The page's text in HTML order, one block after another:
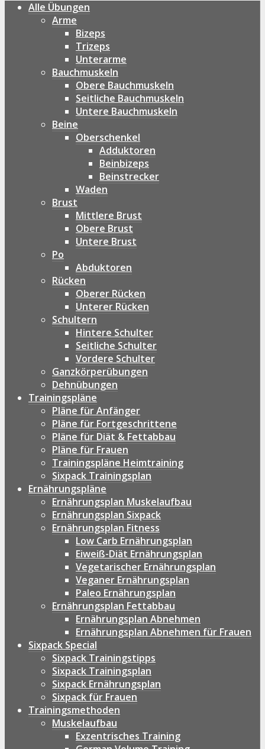
Alle Übungen
Arme
Bizeps
Trizeps
Unterarme
Bauchmuskeln
Obere Bauchmuskeln
Seitliche Bauchmuskeln
Untere Bauchmuskeln
Beine
Oberschenkel
Adduktoren
Beinbizeps
Beinstrecker
Waden
Brust
Mittlere Brust
Obere Brust
Untere Brust
Po
Abduktoren
Rücken
Oberer Rücken
Unterer Rücken
Schultern
Hintere Schulter
Seitliche Schulter
Vordere Schulter
Ganzkörperübungen
Dehnübungen
Trainingspläne
Pläne für Anfänger
Pläne für Fortgeschrittene
Pläne für Diät & Fettabbau
Pläne für Frauen
Trainingspläne Heimtraining
Sixpack Trainingsplan
Ernährungspläne
Ernährungsplan Muskelaufbau
Ernährungsplan Sixpack
Ernährungsplan Fitness
Low Carb Ernährungsplan
Eiweiß-Diät Ernährungsplan
Vegetarischer Ernährungsplan
Veganer Ernährungsplan
Paleo Ernährungsplan
Ernährungsplan Fettabbau
Ernährungsplan Abnehmen
Ernährungsplan Abnehmen für Frauen
Sixpack Special
Sixpack Trainingstipps
Sixpack Trainingsplan
Sixpack Ernährungsplan
Sixpack für Frauen
Trainingsmethoden
Muskelaufbau
Exzentrisches Training